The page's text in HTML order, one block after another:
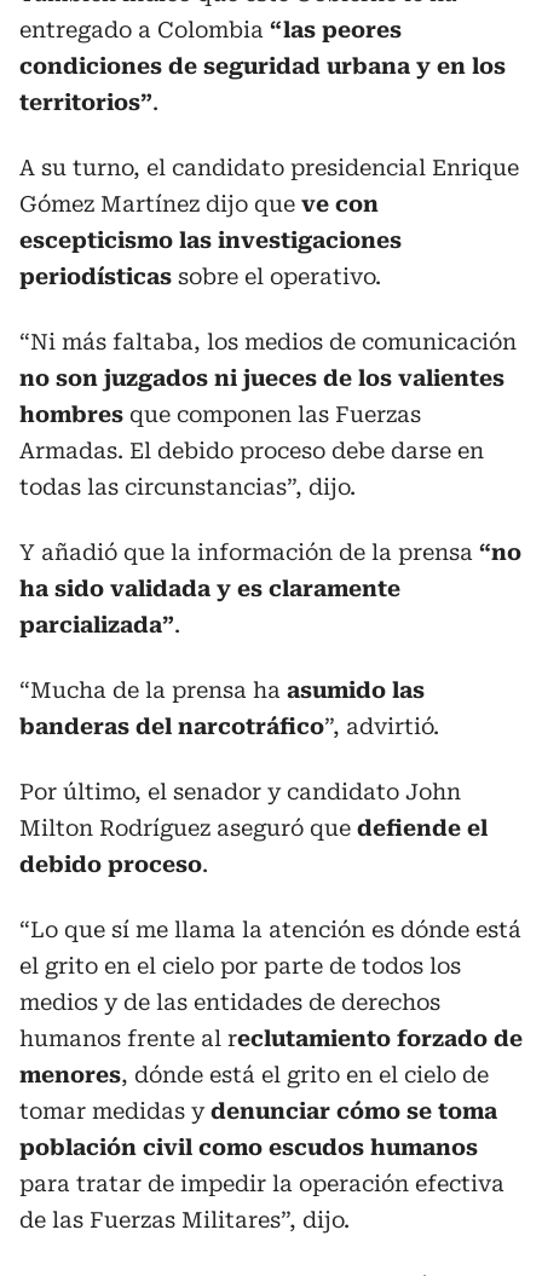
entregado a Colombia “las peores
condiciones de seguridad urbana y en los
territorios”.
A su turno, el candidato presidencial Enrique
Gómez Martínez dijo que ve con
escepticismo las investigaciones
periodísticas sobre el operativo.
“Ni más faltaba, los medios de comunicación
no son juzgados ni jueces de los valientes
hombres que componen las Fuerzas
Armadas. El debido proceso debe darse en
todas las circunstancias”, dijo.
Y añadió que la información de la prensa “no
ha sido validada y es claramente
parcializada”.
“Mucha de la prensa ha asumido las
banderas del narcotráfico”, advirtió.
Por último, el senador y candidato John
Milton Rodríguez aseguró que defiende el
debido proceso.
“Lo que sí me llama la atención es dónde está
el grito en el cielo por parte de todos los
medios y de las entidades de derechos
humanos frente al reclutamiento forzado de
menores, dónde está el grito en el cielo de
tomar medidas ydenunciar cómo se toma
población civil como escudos humanos
para tratar de impedir la operación efectiva
de las Fuerzas Militares”, dijo.